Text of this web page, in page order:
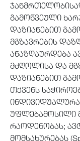
გამოწვეული
დაზიანებით
მგზავრების
ანაზღაურდება
მძღოლისა და
დაზიანებით
თქვენს
უფლებამოსილი
რაოდენობას;
მომსახურებას